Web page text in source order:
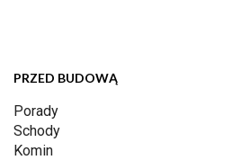
PRZED BUDOWĄ
Porady
Schody
Komin